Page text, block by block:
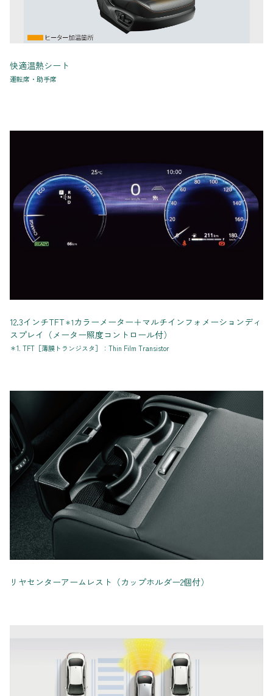
快適温熱シート
運転席・助手席
12.3インチTFT＊1カラーメーター＋マルチインフォメーションディ
スプレイ（メーター照度コントロール付）
＊1. TFT［薄膜トランジスタ］：Thin Film Transistor
リヤセンターアームレスト（カップホルダー2個付）